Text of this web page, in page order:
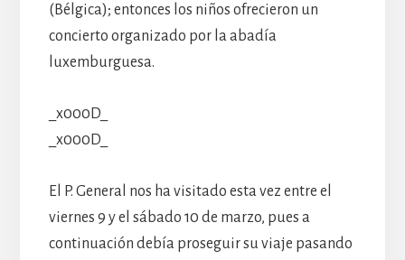
(Bélgica); entonces los niños ofrecieron un
concierto organizado por la abadía
luxemburguesa.
_x000D_
_x000D_
El P. General nos ha visitado esta vez entre el
viernes 9 y el sábado 10 de marzo, pues a
continuación debía proseguir su viaje pasando